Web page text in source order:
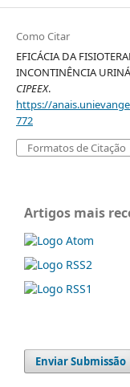
Como Citar
EFICÁCIA DA
INCONTINÊNCIA
CIPEEX.
https://
772
Formatos de Citação
Artigos mais
Enviar Submissão